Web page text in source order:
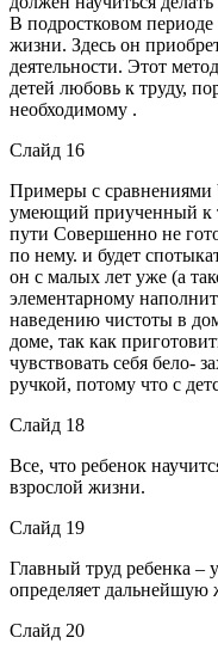
В подростковом периоде
жизни. Здесь он
деятельности. Этот
детей любовь к труду,
необходимому .
Слайд 16
Примеры с сравнениями
умеющий приученный к
пути Совершенно не
по нему. и будет
он с малых лет уже (а
элементарному
наведению чистоты в
доме, так как
чувствовать себя бело-
ручкой, потому что с
Слайд 18
Все, что ребенок
взрослой жизни.
Слайд 19
Главный труд ребенка –
определяет дальнейшую
Слайд 20